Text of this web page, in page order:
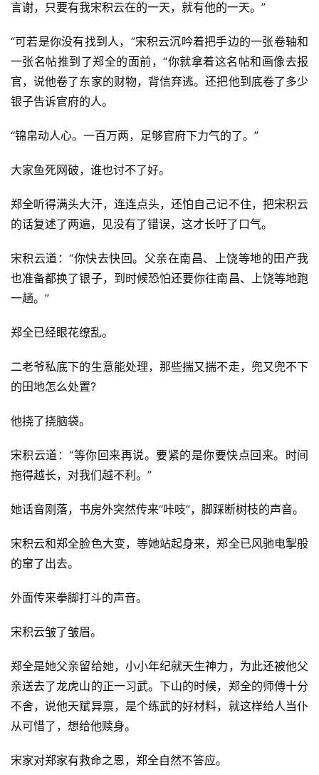
速
递
博
主
星
选
🎬
短
剧
场
登录 注册
言谢，只要有我宋积云在的一天，就有他的一天。”
“可若是你没有找到人，”宋积云沉吟着把手边的一张卷轴和
一张名帖推到了郑全的面前，“你就拿着这名帖和画像去报
官，说他卷了东家的财物，背信弃逃。还把他到底卷了多少
银子告诉官府的人。
“锦帛动人心。一百万两，足够官府下力气的了。”
大家鱼死网破，谁也讨不了好。
郑全听得满头大汗，连连点头，还怕自己记不住，把宋积云
的话复述了两遍，见没有了错误，这才长吁了口气。
宋积云道：“你快去快回。父亲在南昌、上饶等地的田产我
也准备都换了银子，到时候恐怕还要你往南昌、上饶等地跑
一趟。”
郑全已经眼花缭乱。
二老爷私底下的生意能处理，那些揣又揣不走，兜又兜不下
的田地怎么处置?
他挠了挠脑袋。
宋积云道：“等你回来再说。要紧的是你要快点回来。时间
拖得越长，对我们越不利。”
她话音刚落，书房外突然传来“咔吱”，脚踩断树枝的声音。
宋积云和郑全脸色大变，等她站起身来，郑全已风驰电掣般
的窜了出去。
外面传来拳脚打斗的声音。
宋积云皱了皱眉。
郑全是她父亲留给她，小小年纪就天生神力，为此还被他父
亲送去了龙虎山的正一习武。下山的时候，郑全的师傅十分
不舍，说他天赋异禀，是个练武的好材料，就这样给人当仆
从可惜了，想给他赎身。
宋家对郑家有救命之恩，郑全自然不答应。